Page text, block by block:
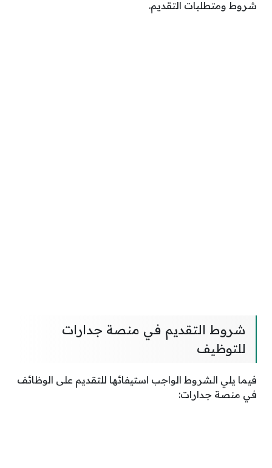
شروط ومتطلبات التقديم.
شروط التقديم في منصة جدارات
للتوظيف
فيما يلي الشروط الواجب استيفائها للتقديم على الوظائف
في منصة جدارات: